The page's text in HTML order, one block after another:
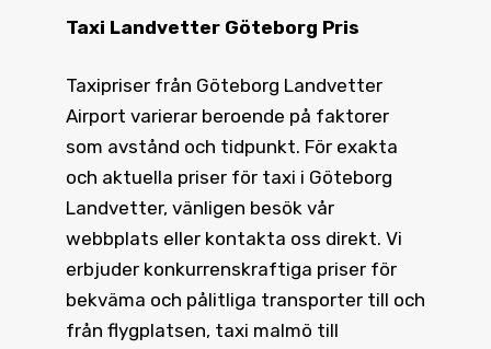
Taxi Landvetter Göteborg Pris
Taxipriser från Göteborg Landvetter
Airport varierar beroende på faktorer
som avstånd och tidpunkt. För exakta
och aktuella priser för taxi i Göteborg
Landvetter, vänligen besök vår
webbplats eller kontakta oss direkt. Vi
erbjuder konkurrenskraftiga priser för
bekväma och pålitliga transporter till och
från flygplatsen, taxi malmö till